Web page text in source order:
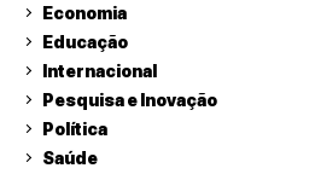
Economia
Educação
Internacional
Pesquisa e Inovação
Política
Saúde